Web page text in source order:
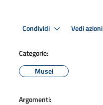
Condividi Vedi azioni
Categorie:
Musei
Argomenti: